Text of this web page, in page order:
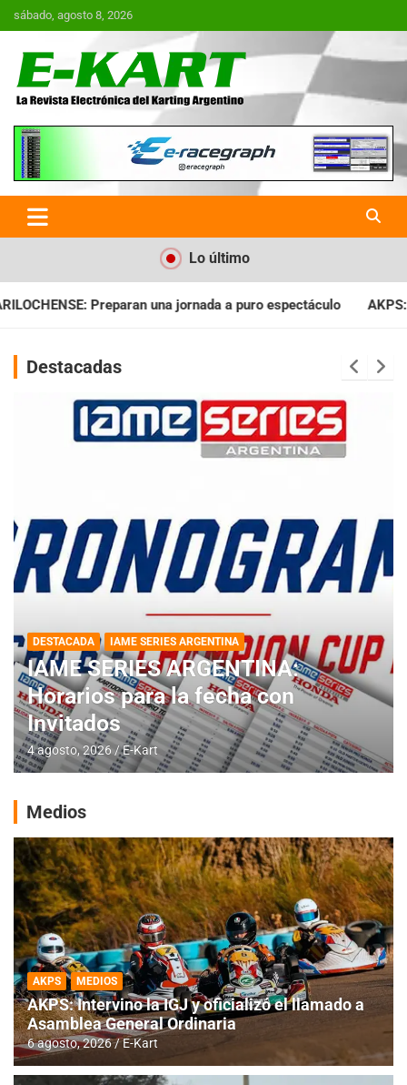
Saltar
al
sábado, agosto 8, 2026
E-Kart.com.ar | La Revista
Electrónica del Karting en
Argentina
Lo último
a puro espectáculo AKPS: Intervino la IGJ y oficializó el
Destacadas
DESTACADA IAME SERIES ARGENTINA
IAME SERIES ARGENTINA:
Horarios para la fecha con
Invitados
4 agosto, 2026 E-Kart
Medios
AKPS MEDIOS
AKPS: Intervino la IGJ y oficializó el llamado a
Asamblea General Ordinaria
6 agosto, 2026 E-Kart